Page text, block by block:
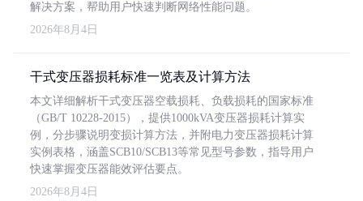
解决方案，帮助用户快速判断网络性能问题。
2026年8月4日
干式变压器损耗标准一览表及计算方法
本文详细解析干式变压器空载损耗、负载损耗的国家标准
（GB/T 10228-2015），提供1000kVA变压器损耗计算实
例，分步骤说明变损计算方法，并附电力变压器损耗计算
实例表格，涵盖SCB10/SCB13等常见型号参数，指导用户
快速掌握变压器能效评估要点。
2026年8月4日